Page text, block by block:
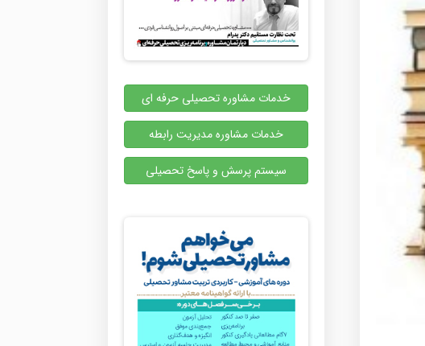
خدمات مشاوره تحصیلی حرفه ای
خدمات مشاوره مدیریت رابطه
سیستم پرسش و پاسخ تحصیلی